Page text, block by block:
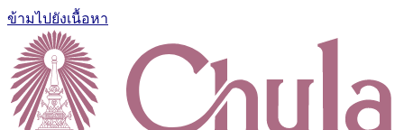
ข้ามไปยังเนื้อหา